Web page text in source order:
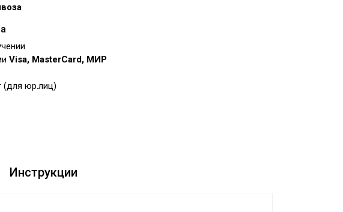
Visa, MasterCard, МИР
(для юр.лиц)
Инструкции